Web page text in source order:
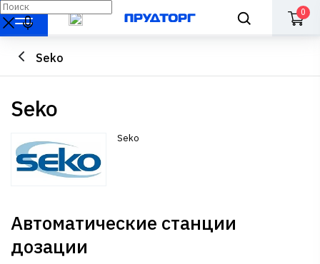
0
Seko
Seko
Seko
Автоматические станции
дозации